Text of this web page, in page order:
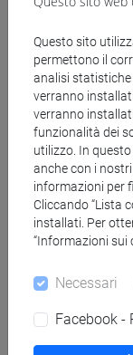
Docenti
FINOTTO
Materiali
Materiali su
Questo sito
permettono il
analisi statistiche
verranno
verranno
funzionalità dei
utilizzo. In
anche con i
informazioni per
Cliccando “Lista
installati. Per
“Informazioni sui
Necessari
Facebook -